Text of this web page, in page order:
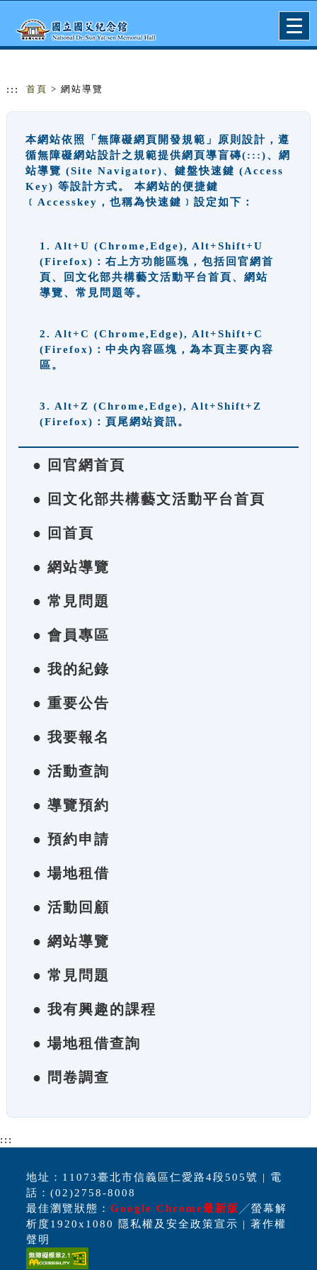
::: 首頁 > 網站導覽
本網站依照「無障礙網頁開發規範」原則設計，遵
循無障礙網站設計之規範提供網頁導盲磚(:::)、網
站導覽 (Site Navigator)、鍵盤快速鍵 (Access
Key) 等設計方式。 本網站的便捷鍵
﹝Accesskey，也稱為快速鍵﹞設定如下：
1. Alt+U (Chrome,Edge), Alt+Shift+U
(Firefox)：右上方功能區塊，包括回官網首
頁、回文化部共構藝文活動平台首頁、網站
導覽、常見問題等。
2. Alt+C (Chrome,Edge), Alt+Shift+C
(Firefox)：中央內容區塊，為本頁主要內容
區。
3. Alt+Z (Chrome,Edge), Alt+Shift+Z
(Firefox)：頁尾網站資訊。
● 回官網首頁
● 回文化部共構藝文活動平台首頁
● 回首頁
● 網站導覽
● 常見問題
● 會員專區
● 我的紀錄
● 重要公告
● 我要報名
● 活動查詢
● 導覽預約
● 預約申請
● 場地租借
● 活動回顧
● 網站導覽
● 常見問題
● 我有興趣的課程
● 場地租借查詢
● 問卷調查
:::
地址：11073臺北市信義區仁愛路4段505號 | 電
話：(02)2758-8008
最佳瀏覽狀態：Google Chrome最新版 ╱螢幕解
析度1920x1080 隱私權及安全政策宣示 | 著作權
聲明